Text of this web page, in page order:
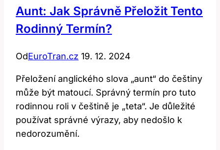
Aunt: Jak Správně Přeložit Tento
Rodinný Termín?
OdEuroTran.cz 19. 12. 2024
Přeložení anglického slova „aunt“ do češtiny
může být matoucí. Správný termín pro tuto
rodinnou roli v češtině je „teta“. Je důležité
používat správné výrazy, aby nedošlo k
nedorozumění.